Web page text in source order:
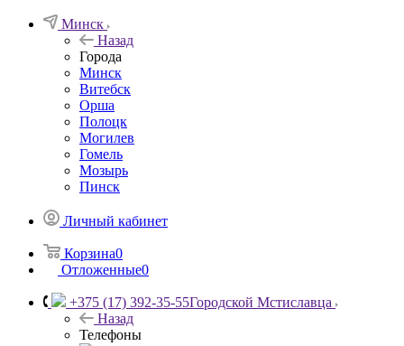
Минск
Назад
Города
Минск
Витебск
Орша
Полоцк
Могилев
Гомель
Мозырь
Пинск
Личный кабинет
Корзина0
Отложенные0
+375 (17) 392-35-55Городской Мстиславца
Назад
Телефоны